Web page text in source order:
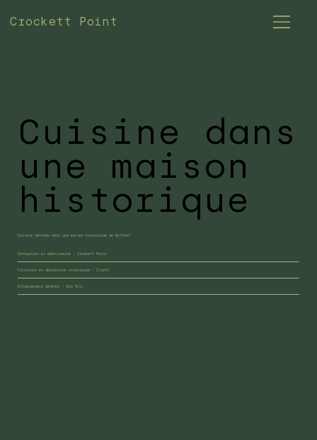
Crockett Point
Cuisine dans
une maison
historique
Cuisine rénovée dans une maison historique de Belfast
Conception et ébénisterie : Crockett Point
Finitions et décoration intérieure : Client
Entrepreneur général : Bog Hill